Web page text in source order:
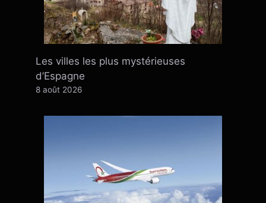
Les villes les plus mystérieuses
d’Espagne
8 août 2026